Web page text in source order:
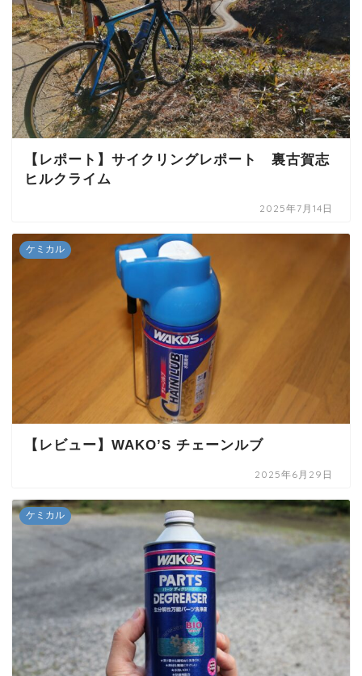
【レポート】サイクリングレポート 裏古賀志
ヒルクライム
2025年7月14日
ケミカル
【レビュー】WAKO’S チェーンルブ
2025年6月29日
ケミカル